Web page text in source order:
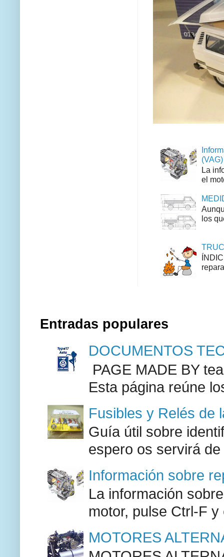
(VAG)
La
el
los
Entradas populares
DOCUMENTOS
PAGE MADE BY
Esta página reúne
Fusibles y Relés de
Guía útil sobre
espero os servirá
Información sobre
La información
motor, pulse Ctrl-F
MOTORES